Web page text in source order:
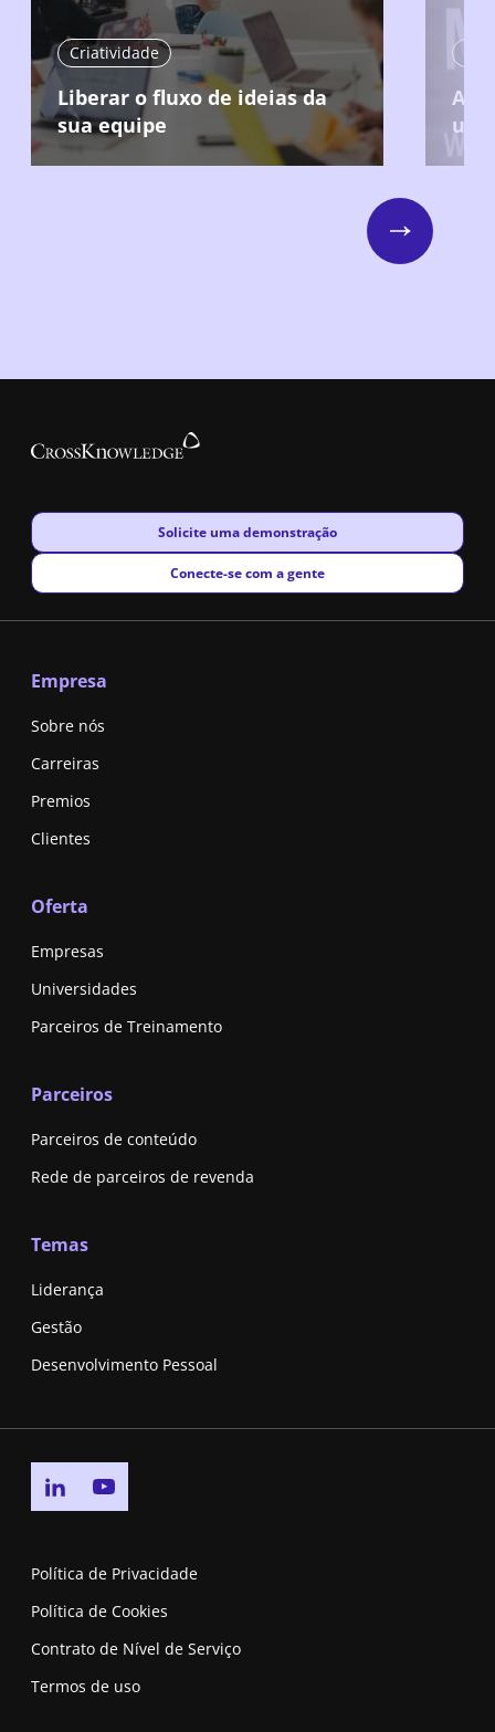
Criatividade
Liberar o fluxo de ideias da
sua equipe
Next
New window
Solicite uma demonstração
New window
Conecte-se com a gente
Empresa
Sobre nós
Carreiras
Premios
Clientes
Oferta
Empresas
Universidades
Parceiros de Treinamento
Parceiros
Parceiros de conteúdo
Rede de parceiros de revenda
Temas
Liderança
Gestão
Desenvolvimento Pessoal
Go to linkedin page
Política de Privacidade
Política de Cookies
Contrato de Nível de Serviço
Termos de uso